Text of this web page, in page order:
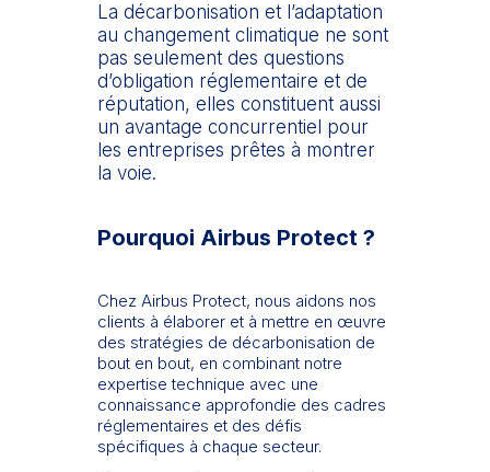
La décarbonisation et l’adaptation
au changement climatique ne sont
pas seulement des questions
d’obligation réglementaire et de
réputation, elles constituent aussi
un avantage concurrentiel pour
les entreprises prêtes à montrer
la voie.
Pourquoi Airbus Protect ?
Chez Airbus Protect, nous aidons nos
clients à élaborer et à mettre en œuvre
des stratégies de décarbonisation de
bout en bout, en combinant notre
expertise technique avec une
connaissance approfondie des cadres
réglementaires et des défis
spécifiques à chaque secteur.